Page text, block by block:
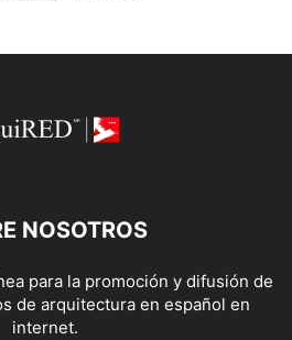
NOSOTROS
para la promoción y difusión de
de arquitectura en español en
internet.